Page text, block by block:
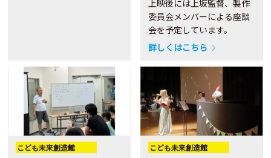
上映後には上坂監督、製作
委員会メンバーによる座談
会を予定しています。
詳しくはこちら
こども未来創造館
こども未来創造館